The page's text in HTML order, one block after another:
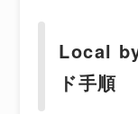
Local
ド手順